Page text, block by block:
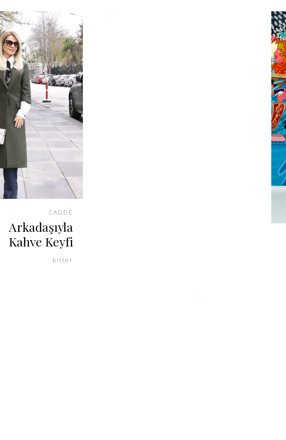
CADDE
Arkadaşıyla
Kahve Keyfi
bitter